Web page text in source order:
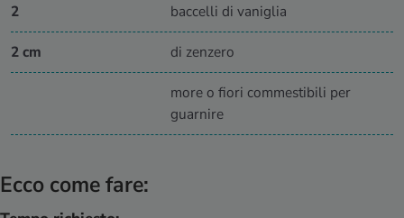
2 baccelli di vaniglia
2 cm di zenzero
more o fiori commestibili per
guarnire
Ecco come fare: